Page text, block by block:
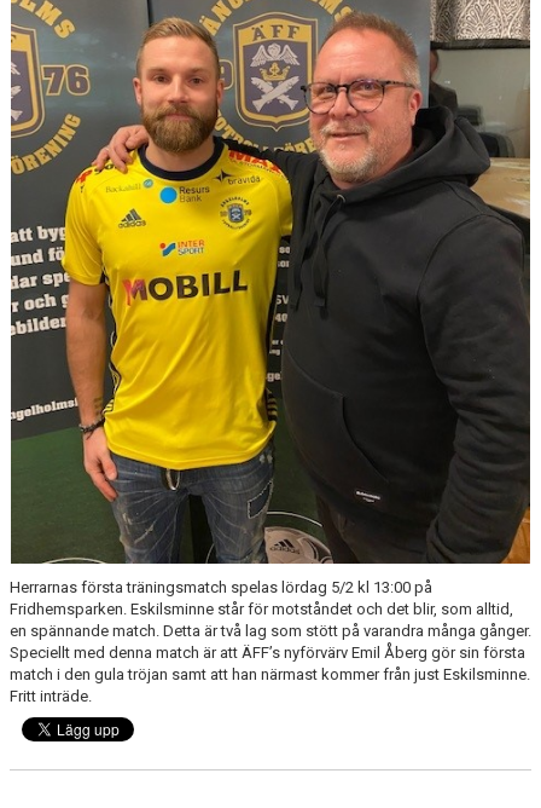
Herrarnas första träningsmatch spelas lördag 5/2 kl 13:00 på
Fridhemsparken. Eskilsminne står för motståndet och det blir, som alltid,
en spännande match. Detta är två lag som stött på varandra många gånger.
Speciellt med denna match är att ÄFF’s nyförvärv Emil Åberg gör sin första
match i den gula tröjan samt att han närmast kommer från just Eskilsminne.
Fritt inträde.